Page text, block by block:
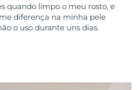
quando limpo o meu rosto, e
diferença na minha pele
o uso durante uns dias.